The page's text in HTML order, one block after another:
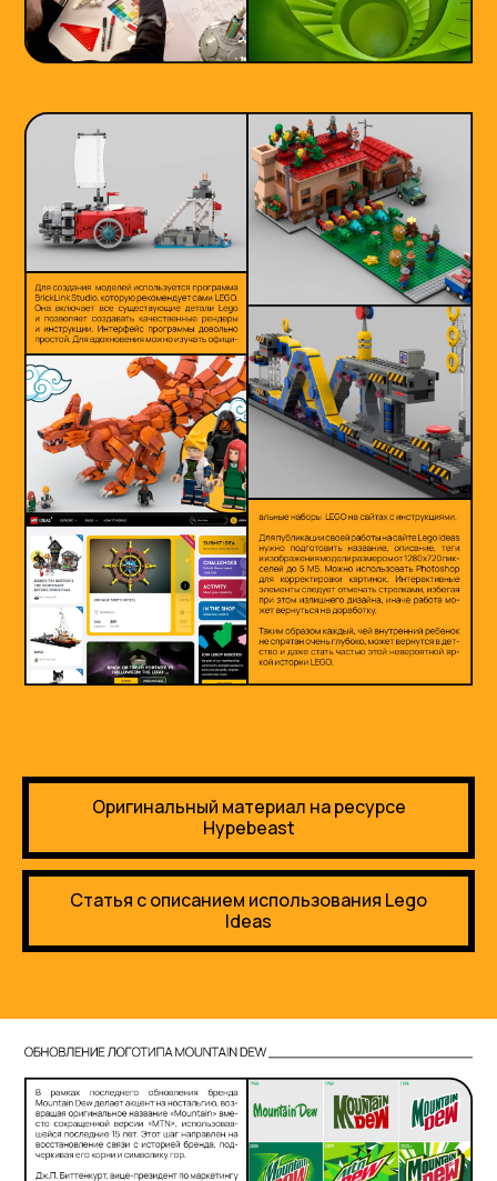
Оригинальный материал на ресурсе
Hypebeast
Статья с описанием использования Lego
Ideas